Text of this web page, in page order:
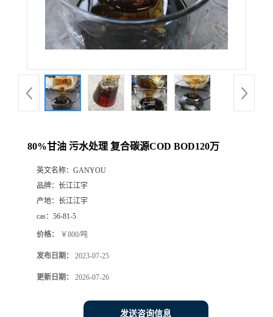
80%甘油 污水处理 复合碳源COD BOD120万
英文名称： GANYOU
品牌： 长江江宇
产地： 长江江宇
cas： 56-81-5
价格： ￥800/吨
发布日期： 2023-07-25
更新日期： 2026-07-26
发送咨询信息